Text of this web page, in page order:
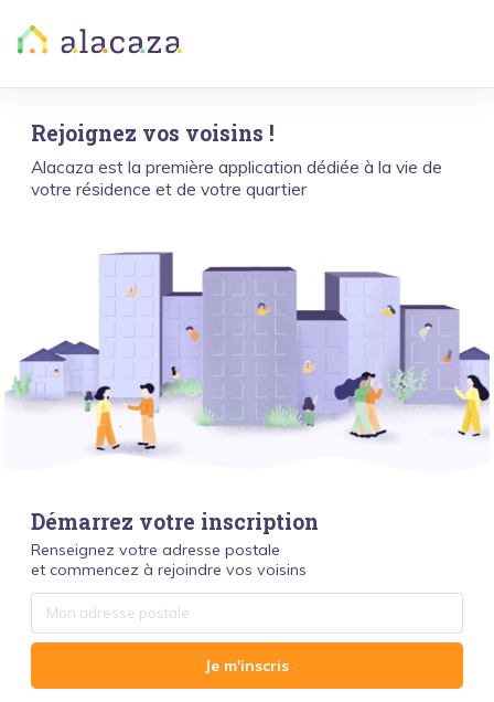
Rejoignez vos voisins !
Alacaza est la première application dédiée à la vie de
votre résidence et de votre quartier
Démarrez votre inscription
Renseignez votre adresse postale
et commencez à rejoindre vos voisins
Je m'inscris